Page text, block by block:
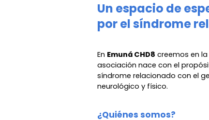
Un espacio de
por el síndrome
En Emuná CHD8 creemos en
asociación nace con el
síndrome relacionado con el
neurológico y físico.
¿Quiénes somos?